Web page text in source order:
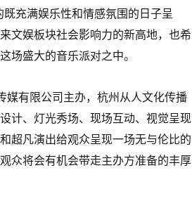
既充满娱乐性和情感氛围的日子呈
文娱板块社会影响力的新高地，也希
场盛大的音乐派对之中。
媒有限公司主办，杭州从人文化传播
计、灯光秀场、现场互动、视觉呈现
超凡演出给观众呈现一场无与伦比的
众将会有机会带走主办方准备的丰厚